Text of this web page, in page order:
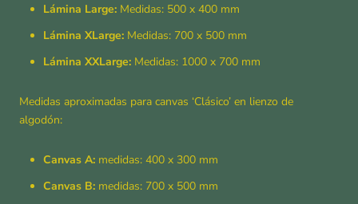
Lámina Large: Medidas: 500 x 400 mm
Lámina XLarge: Medidas: 700 x 500 mm
Lámina XXLarge: Medidas: 1000 x 700 mm
Medidas aproximadas para canvas ‘Clásico’ en lienzo de
algodón:
Canvas A: medidas: 400 x 300 mm
Canvas B: medidas: 700 x 500 mm